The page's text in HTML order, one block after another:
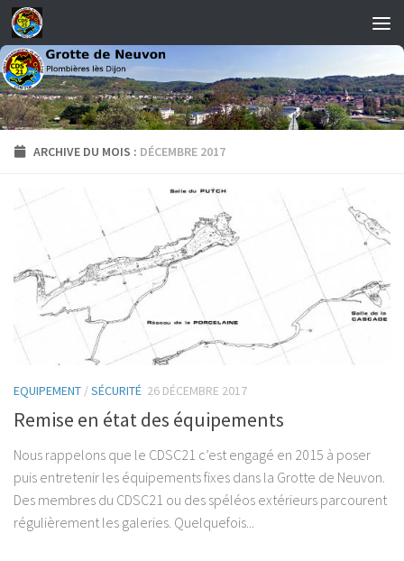
Skip to content
ARCHIVE DU MOIS : DÉCEMBRE 2017
EQUIPEMENT /SÉCURITÉ 26 DÉCEMBRE 2017
Remise en état des équipements
Nous rappelons que le CDSC21 c’est engagé en 2015 à poser
puis entretenir les équipements fixes dans la Grotte de Neuvon.
Des membres du CDSC21 ou des spéléos extérieurs parcourent
régulièrement les galeries. Quelquefois...